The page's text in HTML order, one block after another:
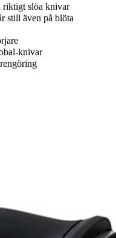
riktigt slöa knivar
still även på blöta
knivar